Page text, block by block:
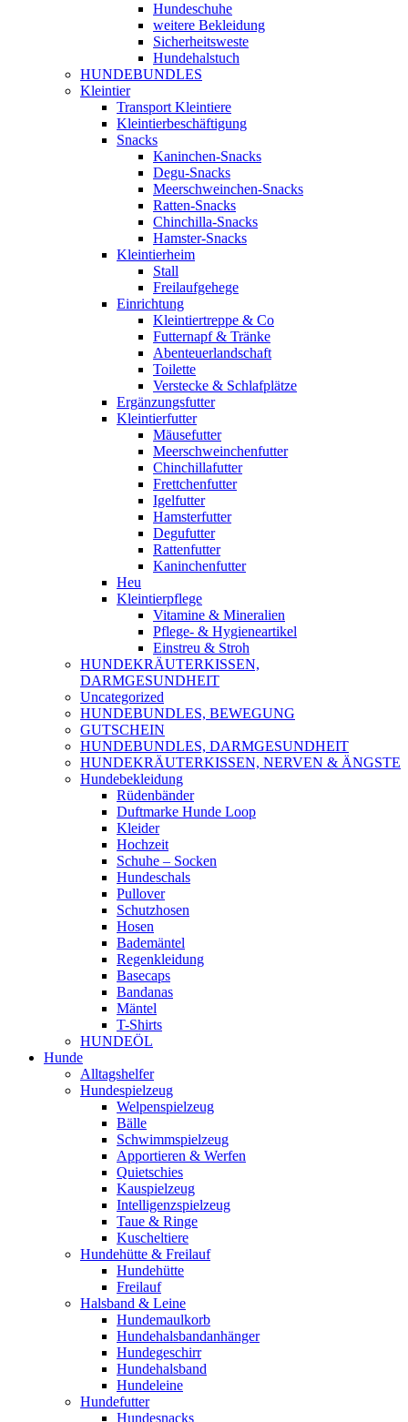
Hundeschuhe
weitere Bekleidung
Sicherheitsweste
Hundehalstuch
HUNDEBUNDLES
Kleintier
Transport Kleintiere
Kleintierbeschäftigung
Snacks
Kaninchen-Snacks
Degu-Snacks
Meerschweinchen-Snacks
Ratten-Snacks
Chinchilla-Snacks
Hamster-Snacks
Kleintierheim
Stall
Freilaufgehege
Einrichtung
Kleintiertreppe & Co
Futternapf & Tränke
Abenteuerlandschaft
Toilette
Verstecke & Schlafplätze
Ergänzungsfutter
Kleintierfutter
Mäusefutter
Meerschweinchenfutter
Chinchillafutter
Frettchenfutter
Igelfutter
Hamsterfutter
Degufutter
Rattenfutter
Kaninchenfutter
Heu
Kleintierpflege
Vitamine & Mineralien
Pflege- & Hygieneartikel
Einstreu & Stroh
HUNDEKRÄUTERKISSEN,
DARMGESUNDHEIT
Uncategorized
HUNDEBUNDLES, BEWEGUNG
GUTSCHEIN
HUNDEBUNDLES, DARMGESUNDHEIT
HUNDEKRÄUTERKISSEN, NERVEN & ÄNGSTE
Hundebekleidung
Rüdenbänder
Duftmarke Hunde Loop
Kleider
Hochzeit
Schuhe – Socken
Hundeschals
Pullover
Schutzhosen
Hosen
Bademäntel
Regenkleidung
Basecaps
Bandanas
Mäntel
T-Shirts
HUNDEÖL
Hunde
Alltagshelfer
Hundespielzeug
Welpenspielzeug
Bälle
Schwimmspielzeug
Apportieren & Werfen
Quietschies
Kauspielzeug
Intelligenzspielzeug
Taue & Ringe
Kuscheltiere
Hundehütte & Freilauf
Hundehütte
Freilauf
Halsband & Leine
Hundemaulkorb
Hundehalsbandanhänger
Hundegeschirr
Hundehalsband
Hundeleine
Hundefutter
Hundesnacks